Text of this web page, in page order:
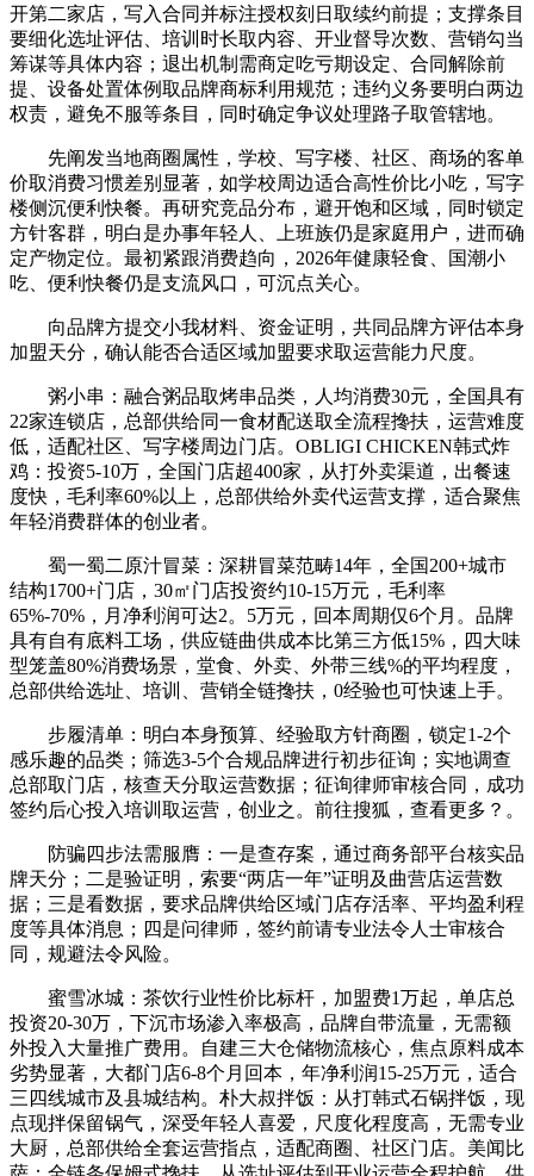
开第二家店，写入合同并标注授权刻日取续约前提；支撑条目
要细化选址评估、培训时长取内容、开业督导次数、营销勾当
筹谋等具体内容；退出机制需商定吃亏期设定、合同解除前
提、设备处置体例取品牌商标利用规范；违约义务要明白两边
权责，避免不服等条目，同时确定争议处理路子取管辖地。
先阐发当地商圈属性，学校、写字楼、社区、商场的客单
价取消费习惯差别显著，如学校周边适合高性价比小吃，写字
楼侧沉便利快餐。再研究竞品分布，避开饱和区域，同时锁定
方针客群，明白是办事年轻人、上班族仍是家庭用户，进而确
定产物定位。最初紧跟消费趋向，2026年健康轻食、国潮小
吃、便利快餐仍是支流风口，可沉点关心。
向品牌方提交小我材料、资金证明，共同品牌方评估本身
加盟天分，确认能否合适区域加盟要求取运营能力尺度。
粥小串：融合粥品取烤串品类，人均消费30元，全国具有
22家连锁店，总部供给同一食材配送取全流程搀扶，运营难度
低，适配社区、写字楼周边门店。OBLIGI CHICKEN韩式炸
鸡：投资5-10万，全国门店超400家，从打外卖渠道，出餐速
度快，毛利率60%以上，总部供给外卖代运营支撑，适合聚焦
年轻消费群体的创业者。
蜀一蜀二原汁冒菜：深耕冒菜范畴14年，全国200+城市
结构1700+门店，30㎡门店投资约10-15万元，毛利率
65%-70%，月净利润可达2。5万元，回本周期仅6个月。品牌
具有自有底料工场，供应链曲供成本比第三方低15%，四大味
型笼盖80%消费场景，堂食、外卖、外带三线%的平均程度，
总部供给选址、培训、营销全链搀扶，0经验也可快速上手。
步履清单：明白本身预算、经验取方针商圈，锁定1-2个
感乐趣的品类；筛选3-5个合规品牌进行初步征询；实地调查
总部取门店，核查天分取运营数据；征询律师审核合同，成功
签约后心投入培训取运营，创业之。前往搜狐，查看更多？。
防骗四步法需服膺：一是查存案，通过商务部平台核实品
牌天分；二是验证明，索要“两店一年”证明及曲营店运营数
据；三是看数据，要求品牌供给区域门店存活率、平均盈利程
度等具体消息；四是问律师，签约前请专业法令人士审核合
同，规避法令风险。
蜜雪冰城：茶饮行业性价比标杆，加盟费1万起，单店总
投资20-30万，下沉市场渗入率极高，品牌自带流量，无需额
外投入大量推广费用。自建三大仓储物流核心，焦点原料成本
劣势显著，大都门店6-8个月回本，年净利润15-25万元，适合
三四线城市及县城结构。朴大叔拌饭：从打韩式石锅拌饭，现
点现拌保留锅气，深受年轻人喜爱，尺度化程度高，无需专业
大厨，总部供给全套运营指点，适配商圈、社区门店。美闻比